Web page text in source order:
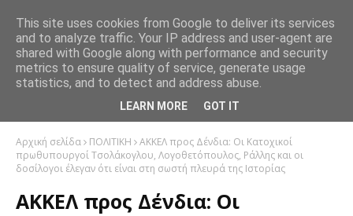
Αρχική σελίδα ΠΟΛΙΤΙΚΗ
ΑΚΚΕΛ προς Δένδια: Οι Κατοχικοί
πρωθυπουργοί Τσολάκογλου, Λογοθετόπουλος, Ράλλης και οι
δοσίλογοι έλεγαν ότι είναι στη σωστή πλευρά της Ιστορίας
ΑΚΚΕΛ προς Δένδια: Οι
This site uses cookies from Google to deliver its services
and to analyze traffic. Your IP address and user-agent are
shared with Google along with performance and security
metrics to ensure quality of service, generate usage
statistics, and to detect and address abuse.
LEARN MORE GOT IT